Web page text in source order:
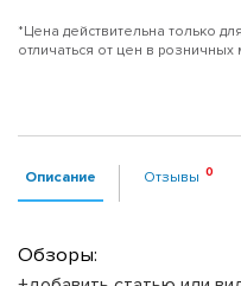
*Цена действительна только
отличаться от цен в розничных
Описание Отзывы
Обзоры: